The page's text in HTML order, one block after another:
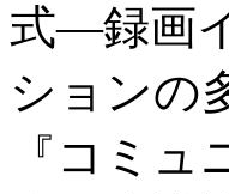
式―録画
ションの
『コミ